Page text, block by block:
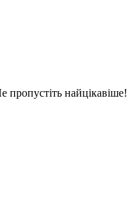
пропустіть найцікавіше!